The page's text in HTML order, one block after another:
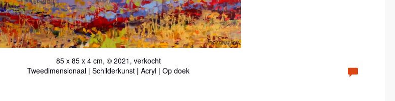
85 x 85 x 4 cm, © 2021, verkocht
Tweedimensionaal | Schilderkunst | Acryl | Op doek